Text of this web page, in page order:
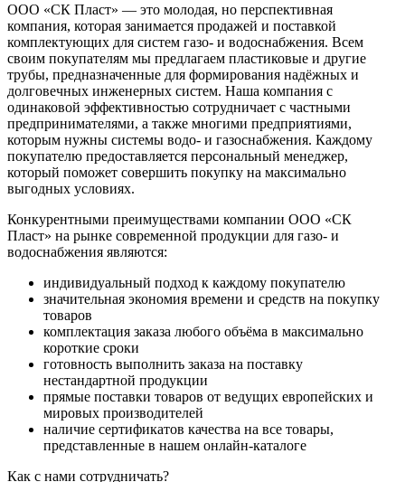
ООО «СК Пласт» — это молодая, но перспективная
компания, которая занимается продажей и поставкой
комплектующих для систем газо- и водоснабжения. Всем
своим покупателям мы предлагаем пластиковые и другие
трубы, предназначенные для формирования надёжных и
долговечных инженерных систем. Наша компания с
одинаковой эффективностью сотрудничает с частными
предпринимателями, а также многими предприятиями,
которым нужны системы водо- и газоснабжения. Каждому
покупателю предоставляется персональный менеджер,
который поможет совершить покупку на максимально
выгодных условиях.
Конкурентными преимуществами компании ООО «СК
Пласт» на рынке современной продукции для газо- и
водоснабжения являются:
индивидуальный подход к каждому покупателю
значительная экономия времени и средств на покупку
товаров
комплектация заказа любого объёма в максимально
короткие сроки
готовность выполнить заказа на поставку
нестандартной продукции
прямые поставки товаров от ведущих европейских и
мировых производителей
наличие сертификатов качества на все товары,
представленные в нашем онлайн-каталоге
Как с нами сотрудничать?